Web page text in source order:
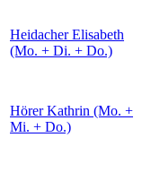
Heidacher Elisabeth
(Mo. + Di. + Do.)
Hörer Kathrin (Mo. +
Mi. + Do.)